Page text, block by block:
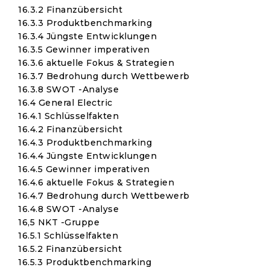
16.3.2 Finanzübersicht
16.3.3 Produktbenchmarking
16.3.4 Jüngste Entwicklungen
16.3.5 Gewinner imperativen
16.3.6 aktuelle Fokus & Strategien
16.3.7 Bedrohung durch Wettbewerb
16.3.8 SWOT -Analyse
16.4 General Electric
16.4.1 Schlüsselfakten
16.4.2 Finanzübersicht
16.4.3 Produktbenchmarking
16.4.4 Jüngste Entwicklungen
16.4.5 Gewinner imperativen
16.4.6 aktuelle Fokus & Strategien
16.4.7 Bedrohung durch Wettbewerb
16.4.8 SWOT -Analyse
16,5 NKT -Gruppe
16.5.1 Schlüsselfakten
16.5.2 Finanzübersicht
16.5.3 Produktbenchmarking